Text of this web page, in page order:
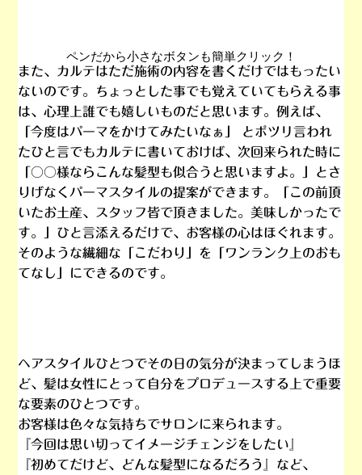
ペンだから小さなボタンも簡単クリック！
また、カルテはただ施術の内容を書くだけではもったい
ないのです。ちょっとした事でも覚えていてもらえる事
は、心理上誰でも嬉しいものだと思います。例えば、
「今度はパーマをかけてみたいなぁ」 とポツリ言われ
たひと言でもカルテに書いておけば、次回来られた時に
「○○様ならこんな髪型も似合うと思いますよ。」とさ
りげなくパーマスタイルの提案ができます。「この前頂
いたお土産、スタッフ皆で頂きました。美味しかったで
す。」ひと言添えるだけで、お客様の心はほぐれます。
そのような繊細な「こだわり 」を「ワンランク上のおも
てなし
」にできるのです。
ヘアスタイルひとつでその日の気分が決まってしまうほ
ど、髪は女性にとって自分をプロデュースする上で重要
な要素のひとつです。
お客様は色々な気持ちでサロンに来られます。
『今回は思い切ってイメージチェンジをしたい』
『初めてだけど、 どんな髪型になるだろう』など、